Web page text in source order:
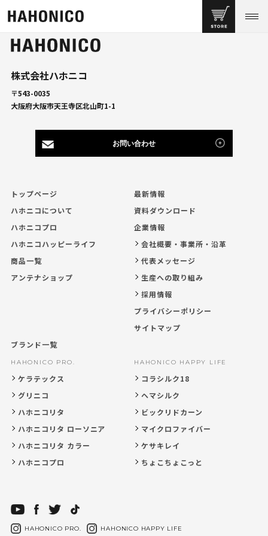
株式会社ハホニコ
〒543-0035
大阪府大阪市天王寺区北山町1-1
お問い合わせ
トップページ
ハホニコについて
ハホニコプロ
ハホニコハッピーライフ
商品一覧
アンテナショップ
ブランド一覧
HAHONICO PRO.
ケラテックス
グリニコ
ハホニコリタ
ハホニコリタ ローソニア
ハホニコリタ カラー
ハホニコプロ
HAHONICO HAPPY LIFE
コラシルク18
ヘマシルク
ビックリドカーン
マイクロファイバー
ケサキレイ
ちょこちょこっと
最新情報
資料ダウンロード
企業情報
会社概要・事業所・沿革
代表メッセージ
生産への取り組み
採用情報
プライバシーポリシー
サイトマップ
HAHONICO PRO. HAHONICO HAPPY LIFE